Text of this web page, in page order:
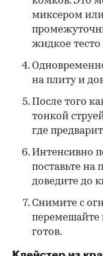
миксером
жидкое тесто
на плиту и
После того
тонкой
где
Интенсивно
поставьте на
доведите до
Снимите с
перемешайте
готов.